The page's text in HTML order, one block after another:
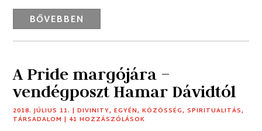
BŐVEBBEN
A Pride margójára –
vendégposzt Hamar Dávidtól
2018. JÚLIUS 11. |DIVINITY,EGYÉN,KÖZÖSSÉG,SPIRITUALITÁS,
TÁRSADALOM | 41 HOZZÁSZÓLÁSOK